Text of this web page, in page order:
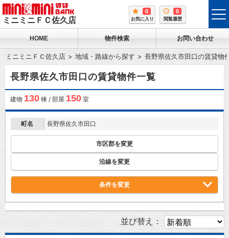
ミニミニＦＣ佐久店
0
お気に入り
0
閲覧履歴
HOME 物件検索 お問い合わせ
ミニミニＦＣ佐久店 地域・路線から探す 長野県佐久市田口の賃貸物
長野県佐久市田口の賃貸物件一覧
建物 130棟 / 部屋 150室
町名 長野県佐久市田口
市区郡を変更
沿線を変更
条件を変更
並び替え：